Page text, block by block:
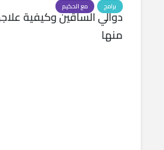
برامج مع الحكيم
دوالي الساقين وكيفية
منها